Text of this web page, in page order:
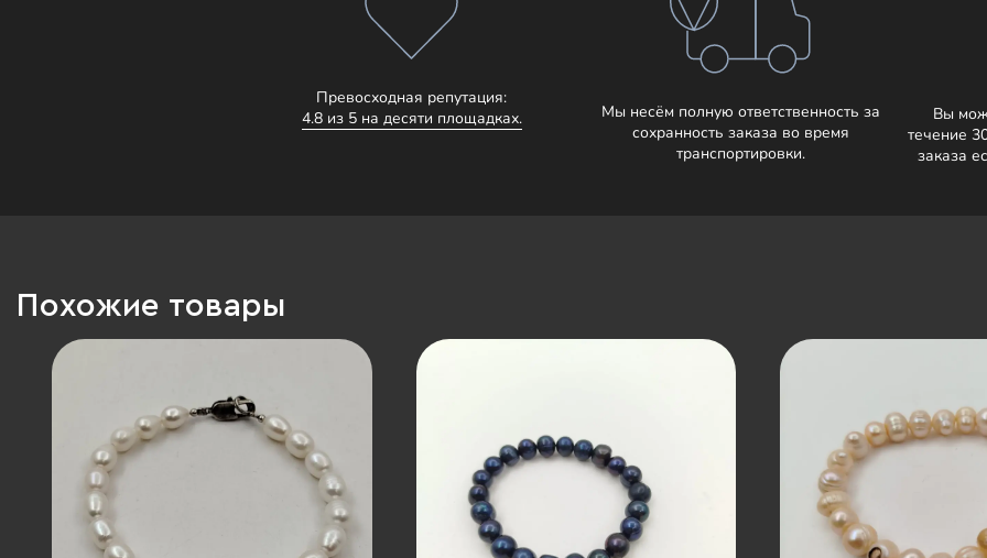
Превосходная репутация:
4.8 из 5 на десяти площадках.
Мы несём полную ответственность за
сохранность заказа во время
транспортировки.
Вы
течение
заказа
Похожие товары